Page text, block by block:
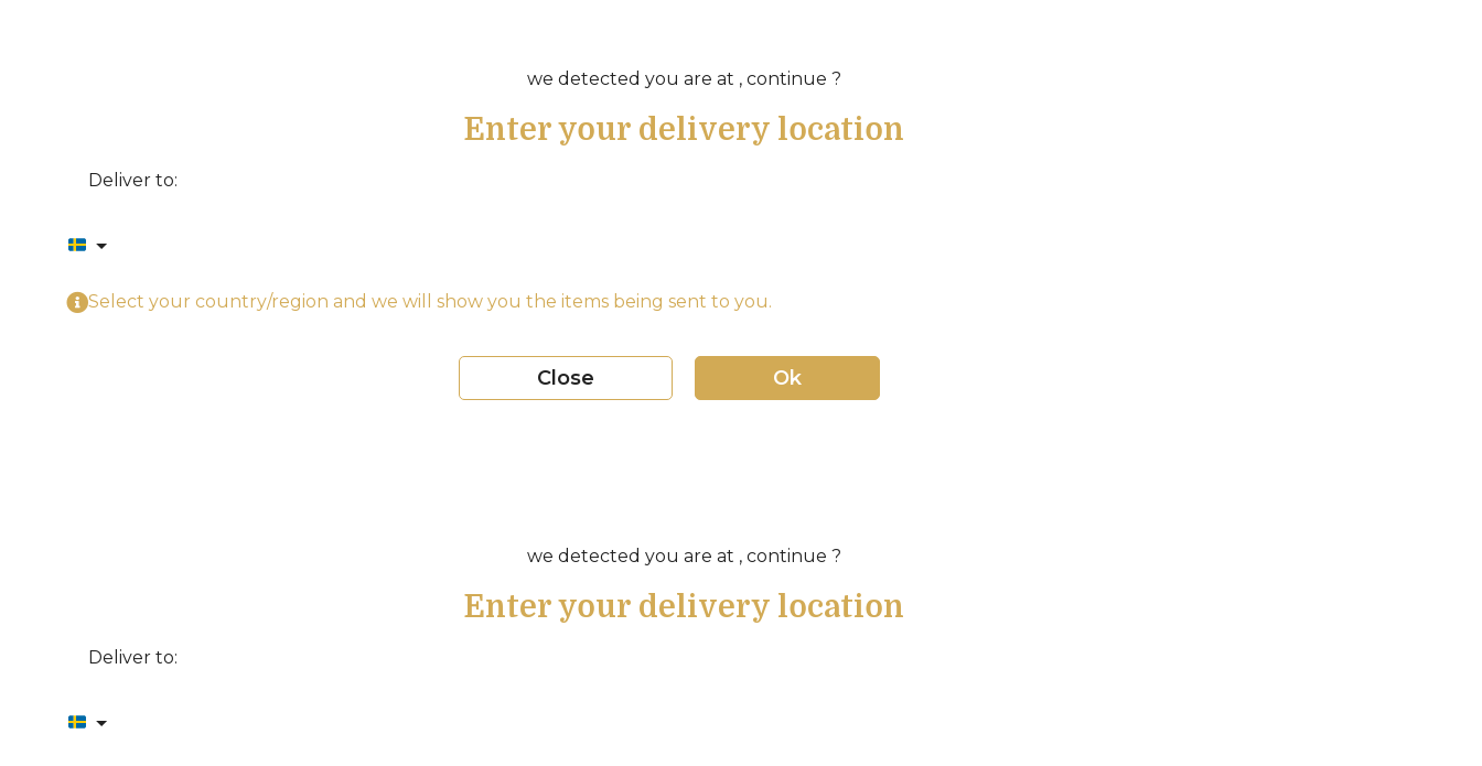
we detected you are at , continue ?
Enter your delivery location
Deliver to:
Select your country/region and we will show you the items being sent to you.
Close Ok
we detected you are at , continue ?
Enter your delivery location
Deliver to: